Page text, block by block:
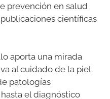
prevención en salud
científicas
aporta una mirada
al cuidado de la piel.
patologías
el diagnóstico